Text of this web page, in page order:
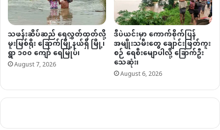
သဖန်းဆိပ်ဆည် ရေလွှတ်ထုတ်လို့
မူးမြစ်ရိုး ခြောက်မြို့နယ်ရှိ မြို့၊
ရွာ ၁၀၀ ကျော် ရေမြုပ်၊
August 7, 2026
ဒီပဲယင်းမှာ ကောက်စိုက်ပြန်
အမျိုးသမီးတွေ ချောင်းဖြတ်ကူး
စဉ် ရေစီးမျောပါလို့ ခြောက်ဦး
သေဆုံး၊
August 6, 2026